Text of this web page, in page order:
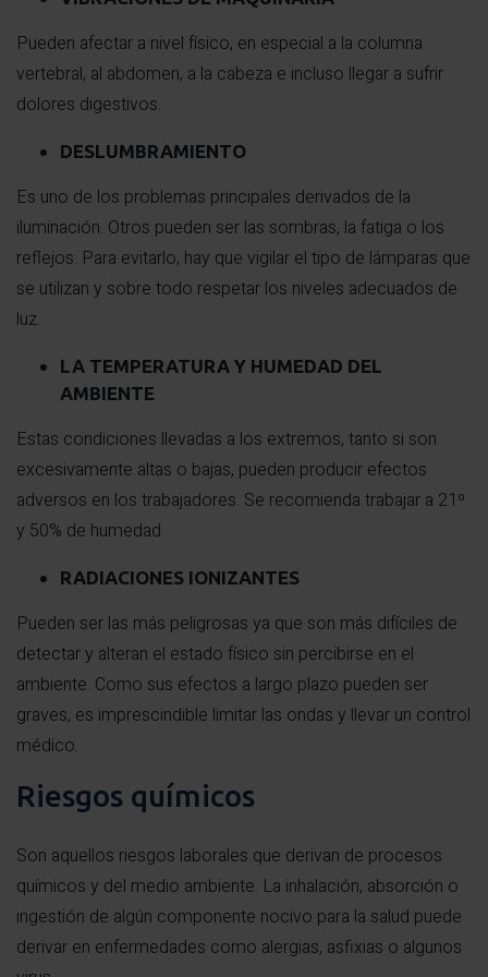
Pueden afectar a nivel físico, en especial a la columna
vertebral, al abdomen, a la cabeza e incluso llegar a sufrir
dolores digestivos.
DESLUMBRAMIENTO
Es uno de los problemas principales derivados de la
iluminación. Otros pueden ser las sombras, la fatiga o los
reflejos. Para evitarlo, hay que vigilar el tipo de lámparas que
se utilizan y sobre todo respetar los niveles adecuados de
luz.
LA TEMPERATURA Y HUMEDAD DEL
AMBIENTE
Estas condiciones llevadas a los extremos, tanto si son
excesivamente altas o bajas, pueden producir efectos
adversos en los trabajadores. Se recomienda trabajar a 21º
y 50% de humedad.
RADIACIONES IONIZANTES
Pueden ser las más peligrosas ya que son más difíciles de
detectar y alteran el estado físico sin percibirse en el
ambiente. Como sus efectos a largo plazo pueden ser
graves, es imprescindible limitar las ondas y llevar un control
médico.
Riesgos químicos
Son aquellos riesgos laborales que derivan de procesos
químicos y del medio ambiente. La inhalación, absorción o
ingestión de algún componente nocivo para la salud puede
derivar en enfermedades como alergias, asfixias o algunos